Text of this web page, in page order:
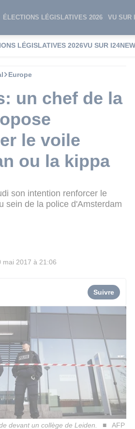
ÉLECTIONS LÉGISLATIVES 2026 VU SUR
LÉGISLATIVES 2026VU SUR
Europe
un chef de la
le voile
ou la kippa
son intention renforcer le
sein de la police d'Amsterdam
mai 2017 à 21:06
Suivre
devant un collège de Leiden. AFP